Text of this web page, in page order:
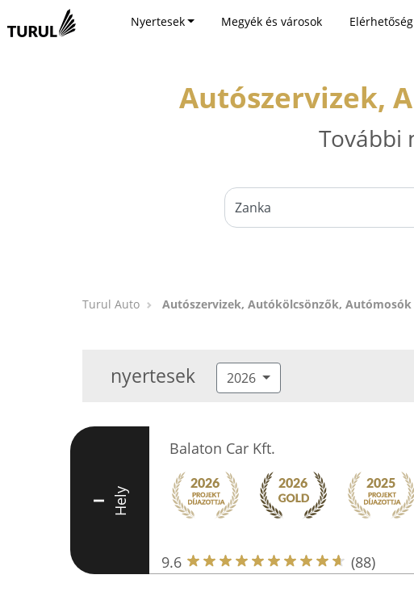
Nyertesek Megyék és városok Elérhetőség
Autószervizek,
További
Turul Auto Autószervizek, Autókölcsönzők, Autómosók
nyertesek 2026
I Hely
Balaton Car Kft.
9.6 (88)